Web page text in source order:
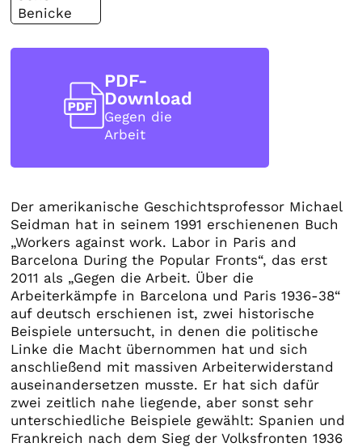
Benicke
PDF-
Download
Gegen die
Arbeit
Der amerikanische Geschichtsprofessor Michael
Seidman hat in seinem 1991 erschienenen Buch
„Workers against work. Labor in Paris and
Barcelona During the Popular Fronts“, das erst
2011 als „Gegen die Arbeit. Über die
Arbeiterkämpfe in Barcelona und Paris 1936-38“
auf deutsch erschienen ist, zwei historische
Beispiele untersucht, in denen die politische
Linke die Macht übernommen hat und sich
anschließend mit massiven Arbeiterwiderstand
auseinandersetzen musste. Er hat sich dafür
zwei zeitlich nahe liegende, aber sonst sehr
unterschiedliche Beispiele gewählt: Spanien und
Frankreich nach dem Sieg der Volksfronten 1936